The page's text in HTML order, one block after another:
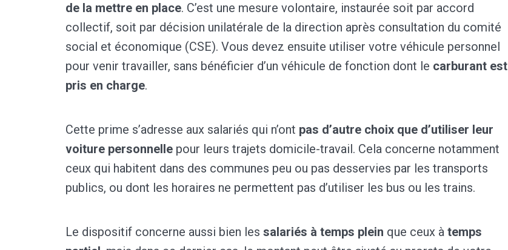
de la mettre en place. C’est une mesure volontaire, instaurée soit par accord
collectif, soit par décision unilatérale de la direction après consultation du comité
social et économique (CSE). Vous devez ensuite utiliser votre véhicule personnel
pour venir travailler, sans bénéficier d’un véhicule de fonction dont le carburant est
pris en charge.
Cette prime s’adresse aux salariés qui n’ont pas d’autre choix que d’utiliser leur
voiture personnelle pour leurs trajets domicile-travail. Cela concerne notamment
ceux qui habitent dans des communes peu ou pas desservies par les transports
publics, ou dont les horaires ne permettent pas d’utiliser les bus ou les trains.
Le dispositif concerne aussi bien les salariés à temps plein que ceux à temps